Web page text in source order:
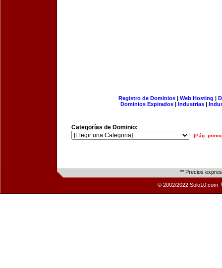
Registro de Dominios| Web Hosting |
Dominios Expirados | Industrias |
Categorías de Dominio:
[Pág.
** Precios
© 2002/2022 Solo10.com